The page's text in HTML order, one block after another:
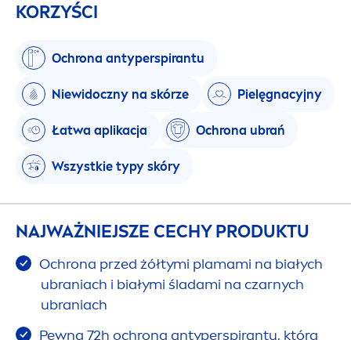
KORZYŚCI
Ochrona antyperspirantu
Niewidoczny na skórze Pielęgnacyjny
Łatwa aplikacja Ochrona ubrań
Wszystkie typy skóry
NAJWAŻNIEJSZE CECHY PRODUKTU
Ochrona przed żółtymi plamami na białych
ubraniach i białymi śladami na czarnych
ubraniach
Pewna 72h ochrona antyperspirantu, która